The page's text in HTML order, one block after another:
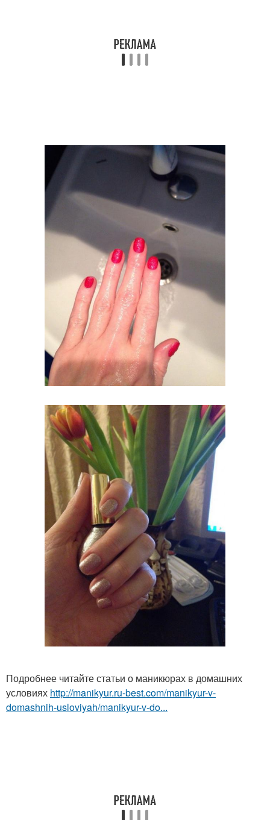
Подробнее читайте статьи о маникюрах в домашних
условиях http://manikyur.ru-best.com/manikyur-v-
domashnih-usloviyah/manikyur-v-do...